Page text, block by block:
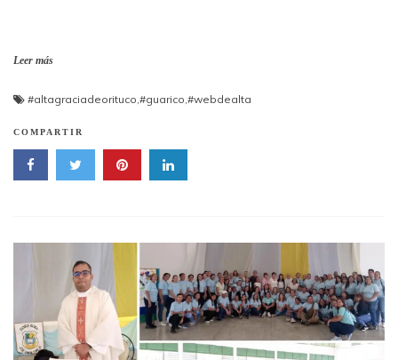
Leer más
#altagraciadeorituco,#guarico,#webdealta
COMPARTIR